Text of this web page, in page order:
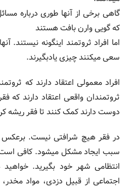
گاهی برخی از آنها طوری درباره
که گویی وارن بافت هستند
اما افراد ثروتمند اینگونه نیستند.
سعی میکنند چیزی یادبگیرند.
افراد معمولی اعتقاد دارند که
ثروتمندان واقعی اعتقاد دارند
دوست دارند کمک کنند تا فقر ریشه
در فقر هیچ شرافتی نیست. برعکس
سبب ایجاد مشکل میشود. کافی است
انتظامی شهر خود بگیرید.
اجتماعی از قبیل دزدی، مواد